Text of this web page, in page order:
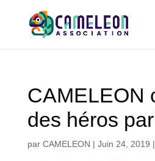
CAMELEON
des héros
par CAMELEON | Juin 24, 2019 |